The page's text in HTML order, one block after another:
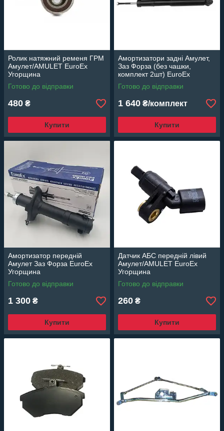
Ролик натяжний ременя ГРМ
Амулет/AMULET EuroEx
Угорщина
Готово до відправки
480 ₴
Купити
Амортизатори задні Амулет,
Заз Форза (без чашки,
комплект 2шт) EuroEx
Угорщина
Готово до відправки
1 640 ₴/комплект
Купити
Амортизатор передній
Амулет Заз Форза EuroEx
Угорщина
Готово до відправки
1 300 ₴
Купити
Датчик АБС передній лівий
Амулет/AMULET EuroEx
Угорщина
Готово до відправки
260 ₴
Купити